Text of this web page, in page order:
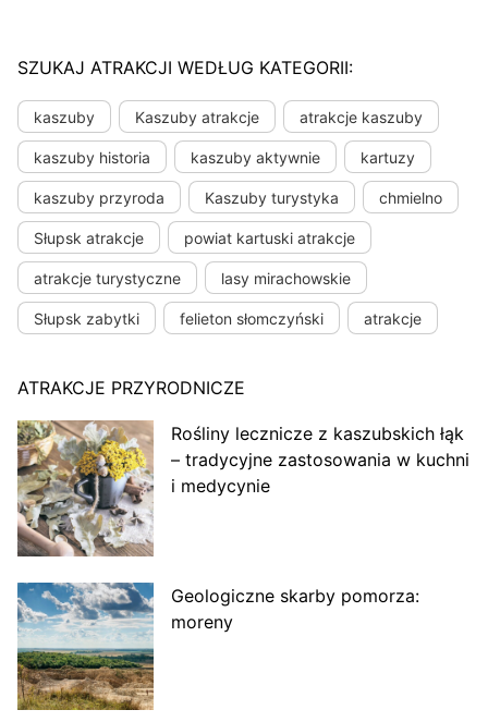
SZUKAJ ATRAKCJI WEDŁUG KATEGORII:
kaszuby Kaszuby atrakcje atrakcje kaszuby
kaszuby historia kaszuby aktywnie kartuzy
kaszuby przyroda Kaszuby turystyka chmielno
Słupsk atrakcje powiat kartuski atrakcje
atrakcje turystyczne lasy mirachowskie
Słupsk zabytki felieton słomczyński atrakcje
ATRAKCJE PRZYRODNICZE
Rośliny lecznicze z kaszubskich łąk
– tradycyjne zastosowania w kuchni
i medycynie
Geologiczne skarby pomorza:
moreny